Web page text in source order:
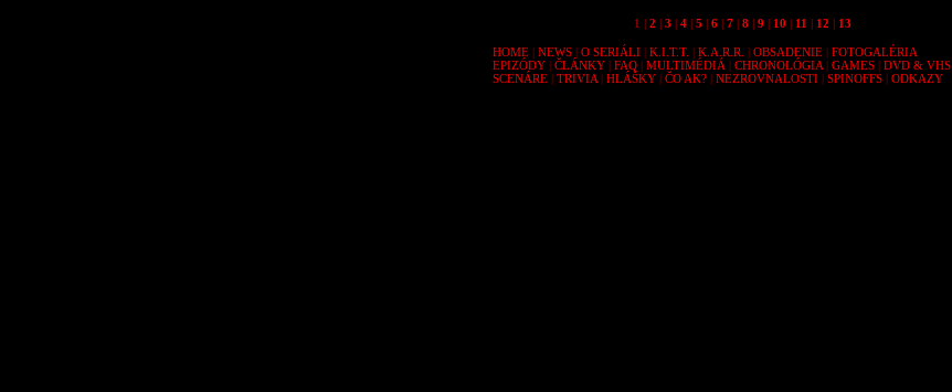
1 | 2 | 3 | 4| 5 | 6| 7| 8 | 9 | 10 | 11 | 12 | 13
HOME | NEWS | O SERIÁLI | K.I.T.T. | K.A.R.R. | OBSADENIE | FOTOGALÉRIA
EPIZÓDY | ČLÁNKY | FAQ | MULTIMÉDIÁ | CHRONOLÓGIA | GAMES | DVD & VHS
SCENÁRE | TRIVIA | HLÁŠKY | ČO AK? | NEZROVNALOSTI | SPINOFFS | ODKAZY